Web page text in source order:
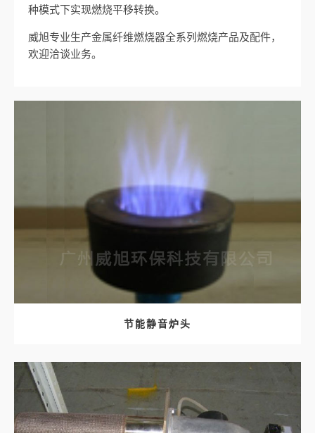
种模式下实现燃烧平移转换。
威旭专业生产金属纤维燃烧器全系列燃烧产品及配件，
欢迎洽谈业务。
节能静音炉头